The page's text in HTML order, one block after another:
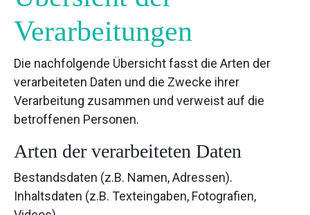
Verarbeitungen
Die nachfolgende Übersicht fasst die Arten der
verarbeiteten Daten und die Zwecke ihrer
Verarbeitung zusammen und verweist auf die
betroffenen Personen.
Arten der verarbeiteten Daten
Bestandsdaten (z.B. Namen, Adressen).
Inhaltsdaten (z.B. Texteingaben, Fotografien,